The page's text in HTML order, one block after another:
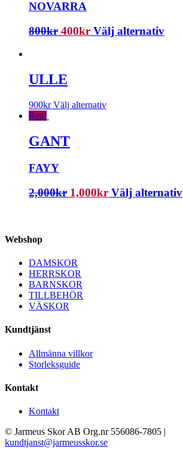
NOVARRA
800kr 400kr Välj alternativ
ULLE
900kr Välj alternativ
Rea!
GANT
FAYY
2,000kr 1,000kr Välj alternativ
Webshop
DAMSKOR
HERRSKOR
BARNSKOR
TILLBEHÖR
VÄSKOR
Kundtjänst
Allmänna villkor
Storleksguide
Kontakt
Kontakt
© Jarmeus Skor AB Org.nr 556086-7805 |
kundtjanst@jarmeusskor.se